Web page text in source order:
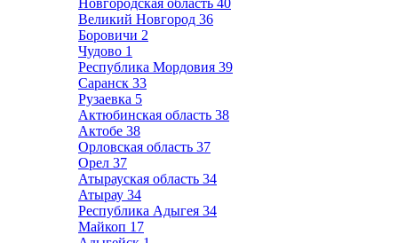
Новгородская область 40
Великий Новгород 36
Боровичи 2
Чудово 1
Республика Мордовия 39
Саранск 33
Рузаевка 5
Актюбинская область 38
Актобе 38
Орловская область 37
Орел 37
Атырауская область 34
Атырау 34
Республика Адыгея 34
Майкоп 17